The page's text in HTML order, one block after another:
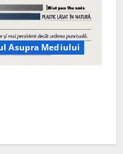
Asupra Mediului